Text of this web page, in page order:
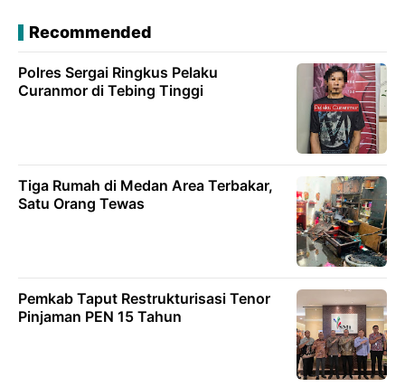
Recommended
Polres Sergai Ringkus Pelaku
Curanmor di Tebing Tinggi
Tiga Rumah di Medan Area Terbakar,
Satu Orang Tewas
Pemkab Taput Restrukturisasi Tenor
Pinjaman PEN 15 Tahun